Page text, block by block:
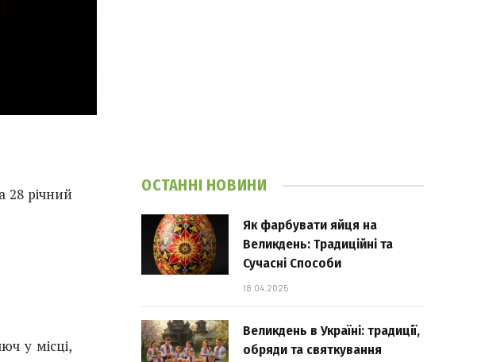
28 річний
у місці,
ОСТАННІ НОВИНИ
Як фарбувати яйця на
Великдень: Традиційні та
Сучасні Способи
18.04.2025
Великдень в Україні: традиції,
обряди та святкування